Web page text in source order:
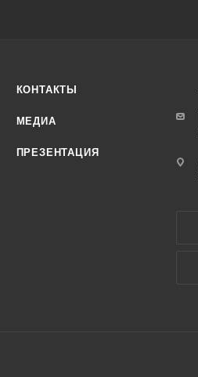
КОНТАКТЫ
МЕДИА
ПРЕЗЕНТАЦИЯ